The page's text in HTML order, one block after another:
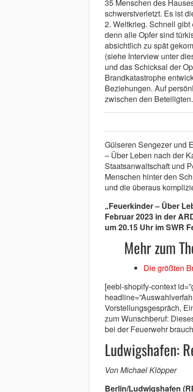
35 Menschen des
schwerstverletzt. Es ist
2. Weltkrieg. Schnell
denn alle Opfer sind
absichtlich zu spät
(siehe Interview unter
und das Schicksal der
Brandkatastrophe
Beziehungen. Auf
zwischen den Beteiligten.
Gülseren Sengezer und
– Über Leben nach der
Staatsanwaltschaft und
Menschen hinter den
und die überaus
„Feuerkinder – Über
Februar 2023 in der
um 20.15 Uhr im SWR
Mehr zum
Die größten
[eebl-shopify-context
Vorstellungsgespräch,
zum Wunschberuf:
bei der Feuerwehr
Ludwigshafen:
Von Michael Klöpper
Berlin/Ludwigshafen